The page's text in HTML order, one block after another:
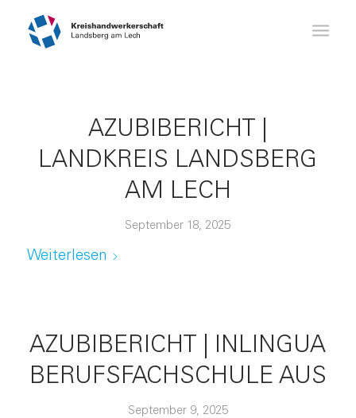
AZUBIBERICHT |
LANDKREIS LANDSBERG
AM LECH
September 18, 2025
Weiterlesen
AZUBIBERICHT | INLINGUA
BERUFSFACHSCHULE AUS
September 9, 2025